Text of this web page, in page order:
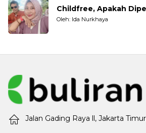
Childfree, Apakah
Oleh: Ida Nurkhaya
Jalan Gading Raya ll, Jakarta